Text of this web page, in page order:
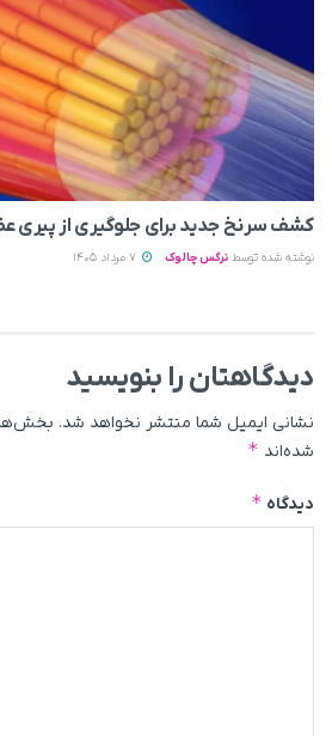
کشف سرنخ جدید برای جلوگیری از پیری
نوشته شده توسط نرگس چالوک
دیدگاهتان را بنویسید
نشانی ایمیل شما منتشر نخواهد شد.
شده‌اند *
دیدگاه *